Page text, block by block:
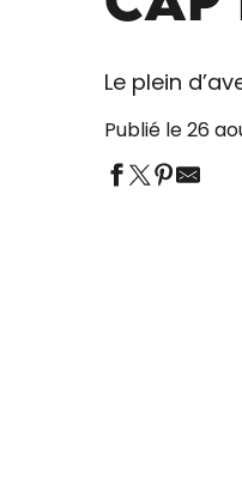
Le plein
Publié le 26